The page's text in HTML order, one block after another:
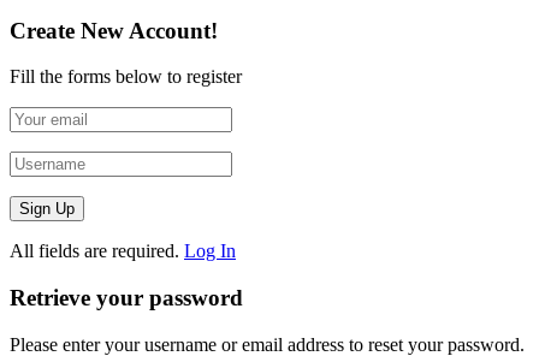
Create New Account!
Fill the forms below to register
All fields are required. Log In
Retrieve your password
Please enter your username or email address to reset your password.